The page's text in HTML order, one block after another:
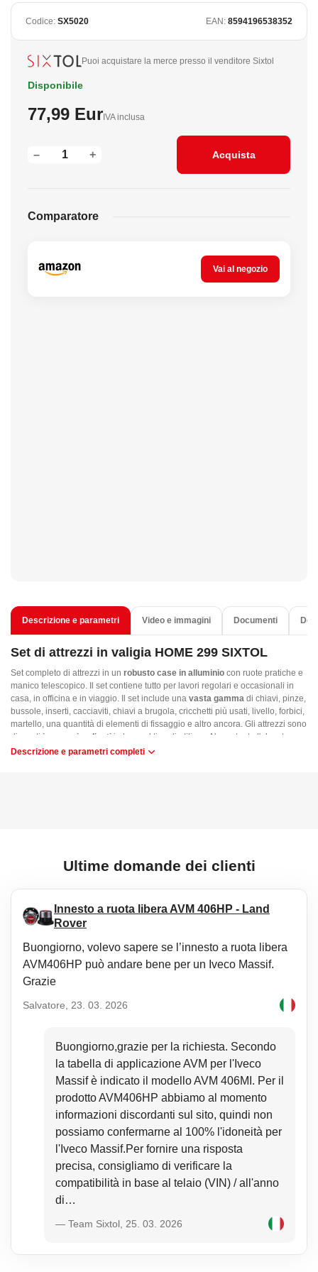
Codice: SX5020 EAN: 8594196538352
Puoi acquistare la merce presso il venditore Sixtol
Disponibile
77,99 Eur IVA inclusa
+
– Acquista
Comparatore
Vai al negozio
Descrizione e parametri Video e immagini Documenti
Set di attrezzi in valigia HOME 299 SIXTOL
Set completo di attrezzi in un robusto case in alluminio con ruote pratiche e
manico telescopico. Il set contiene tutto per lavori regolari e occasionali in
casa, in officina e in viaggio. Il set include una vasta gamma di chiavi, pinze,
bussole, inserti, cacciaviti, chiavi a brugola, cricchetti più usati, livello, forbici,
martello, una quantità di elementi di fissaggio e altro ancora. Gli attrezzi sono
disposti in vassoi ordinati in base al tipo di utilizzo. Nonostante l'elevato
numero di pezzi, la valigia èfacile da manovrare
movimentazione
1. vassoio
9x chiavi combinate senza cricchetto (8, 9, 10, 11, 12, 13, 14, 15, 17 mm)
1x pinza lunga 150 mm
1x pinza universale 150 mm
1x chiave regolabile 150 mm
1x pinza multipla 230 mm
1x tronchese laterale 150 mm
112x fascette stringicavo
15x bussole 1/4\" (4-4,5-5-5,5-6-6,5-7-7,5-8-9-10-11-12-13-14 mm)
14x bussole 1/2\" (8-9-10-11-12-13-14-15-16-17-18-19-20-30 mm)
1x giunto universale 1/4\"
1x giunto universale 1/2\"
2x prolunga 1/4\"
1x prolunga 1/2\"
1x maniglia a T scorrevole 1/4\"
1x maniglia a T scorrevole 1/2\"
2x chiave per candele 16 e 21 mm
1x impugnatura avvitabile 1/4\"
1x cricchetto 1/2\"
1x cricchetto 1/4\"
SL5x75 mm, SL4x100 mm, SL3x75 mm, PH1x100 mm, PH0x75 mm,
Descrizione e parametri completi
Ultime domande dei clienti
Innesto a ruota libera AVM 406HP - Land
Rover
Buongiorno, volevo sapere se l’innesto a ruota libera
AVM406HP può andare bene per un Iveco Massif.
Grazie
Salvatore, 23. 03. 2026
Buongiorno,grazie per la richiesta. Secondo
la tabella di applicazione AVM per l'Iveco
Massif è indicato il modello AVM 406MI. Per il
prodotto AVM406HP abbiamo al momento
informazioni discordanti sul sito, quindi non
possiamo confermarne al 100% l'idoneità per
l'Iveco Massif.Per fornire una risposta
precisa, consigliamo di verificare la
compatibilità in base al telaio (VIN) / all'anno
di…
— Team Sixtol, 25. 03. 2026